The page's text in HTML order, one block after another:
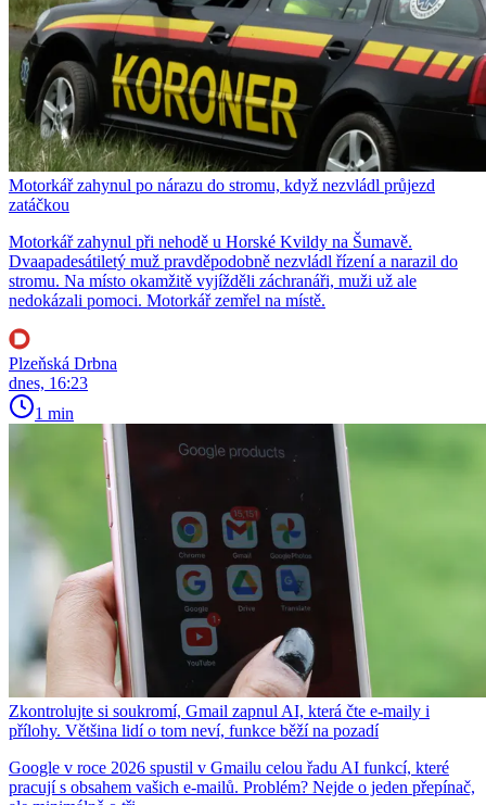
Motorkář zahynul po nárazu do stromu, když nezvládl průjezd
zatáčkou
Motorkář zahynul při nehodě u Horské Kvildy na Šumavě.
Dvaapadesátiletý muž pravděpodobně nezvládl řízení a narazil do
stromu. Na místo okamžitě vyjížděli záchranáři, muži už ale
nedokázali pomoci. Motorkář zemřel na místě.
Plzeňská Drbna
dnes, 16:23
1 min
Zkontrolujte si soukromí, Gmail zapnul AI, která čte e-maily i
přílohy. Většina lidí o tom neví, funkce běží na pozadí
Google v roce 2026 spustil v Gmailu celou řadu AI funkcí, které
pracují s obsahem vašich e-mailů. Problém? Nejde o jeden přepínač,